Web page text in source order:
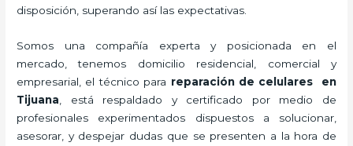
disposición, superando así las expectativas.
Somos una compañía experta y posicionada en el
mercado, tenemos domicilio residencial, comercial y
empresarial, el técnico para reparación de celulares en
Tijuana , está respaldado y certificado por medio de
profesionales experimentados dispuestos a solucionar,
asesorar, y despejar dudas que se presenten a la hora de